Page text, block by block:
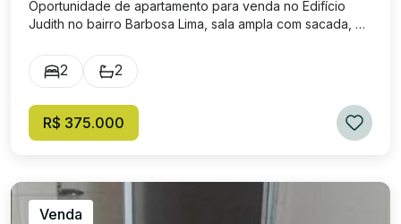
Oportunidade de apartamento para venda no Edifício
Judith no bairro Barbosa Lima, sala ampla com sacada, 02
sacada, cozinha com armários planejados, área de
serviço, banheiro social e 01 vaga de garagem. Excelente
comercial de Resende. Valor de venda: R$ 375.000,00,
condomínio: R$ 450,00 (valor aproximado).
2 2
R$ 375.000
Venda